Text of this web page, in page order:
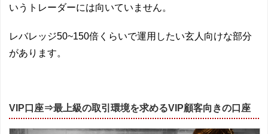
いうトレーダーには向いていません。
レバレッジ50~150倍くらいで運用したい玄人向けな部分
があります。
VIP口座⇒最上級の取引環境を求めるVIP顧客向きの口座